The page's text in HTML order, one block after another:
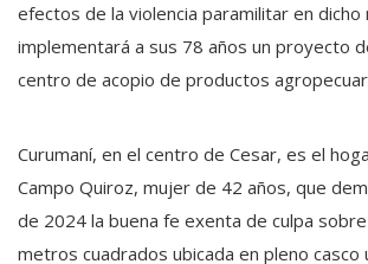
efectos de la violencia paramilitar en dicho
implementará a sus 78 años un proyecto
centro de acopio de productos
Curumaní, en el centro de Cesar, es el
Campo Quiroz, mujer de 42 años, que
de 2024 la buena fe exenta de culpa
metros cuadrados ubicada en pleno casco